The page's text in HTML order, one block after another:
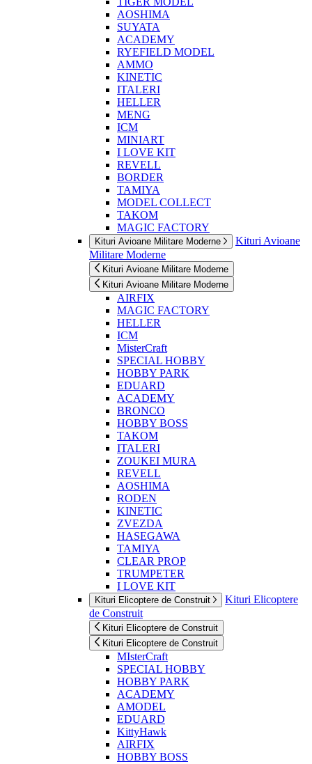
AOSHIMA
SUYATA
ACADEMY
RYEFIELD MODEL
AMMO
KINETIC
ITALERI
HELLER
MENG
ICM
MINIART
I LOVE KIT
REVELL
BORDER
TAMIYA
MODEL COLLECT
TAKOM
MAGIC FACTORY
Kituri Avioane Militare Moderne
Kituri Avioane
Militare Moderne
Kituri Avioane Militare Moderne
Kituri Avioane Militare Moderne
AIRFIX
MAGIC FACTORY
HELLER
ICM
MisterCraft
SPECIAL HOBBY
HOBBY PARK
EDUARD
ACADEMY
BRONCO
HOBBY BOSS
TAKOM
ITALERI
ZOUKEI MURA
REVELL
AOSHIMA
RODEN
KINETIC
ZVEZDA
HASEGAWA
TAMIYA
CLEAR PROP
TRUMPETER
I LOVE KIT
Kituri Elicoptere de Construit
Kituri Elicoptere
de Construit
Kituri Elicoptere de Construit
Kituri Elicoptere de Construit
MIsterCraft
SPECIAL HOBBY
HOBBY PARK
ACADEMY
AMODEL
EDUARD
KittyHawk
AIRFIX
HOBBY BOSS